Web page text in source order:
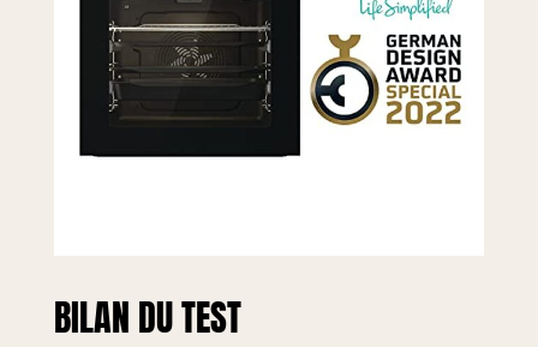
BILAN DU TEST